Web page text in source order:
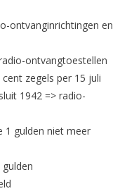
ontvanginrichtingen en
ontvangtoestellen
zegels per 15 juli
1942 => radio-
1 gulden niet meer